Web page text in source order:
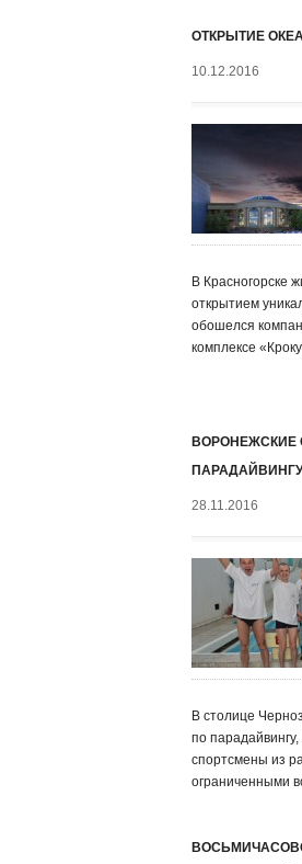
ОТКРЫТИЕ
10.12.2016
В Красногорске
открытием
обошелся
комплексе
ВОРОНЕЖСКИЕ
ПАРАДАЙВИНГУ
28.11.2016
В столице
по
спортсмены из
ограниченными